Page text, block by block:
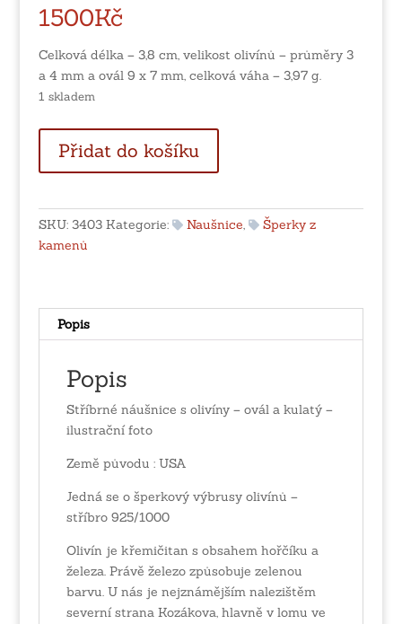
1500Kč
Celková délka – 3,8 cm, velikost olivínů – průměry 3
a 4 mm a ovál 9 x 7 mm, celková váha – 3,97 g.
1 skladem
náušnice
s
-
ovál
Přidat do košíku
SKU: 3403 Kategorie: Naušnice,
Šperky z
kamenů
Popis
Popis
Stříbrné náušnice s olivíny – ovál a kulatý –
ilustrační foto
Země původu : USA
Jedná se o šperkový výbrusy olivínů –
stříbro 925/1000
Olivín je křemičitan s obsahem hořčíku a
železa. Právě železo způsobuje zelenou
barvu. U nás je nejznámějším nalezištěm
severní strana Kozákova, hlavně v lomu ve